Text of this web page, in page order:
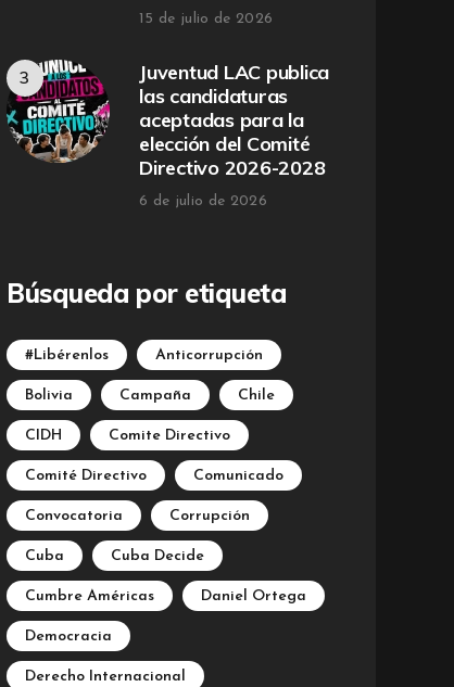
15 de julio de 2026
Juventud LAC publica
las candidaturas
aceptadas para la
elección del Comité
Directivo 2026-2028
6 de julio de 2026
Búsqueda por etiqueta
#Libérenlos Anticorrupción
Bolivia Campaña Chile
CIDH Comite Directivo
Comité Directivo Comunicado
Convocatoria Corrupción
Cuba Cuba Decide
Cumbre Américas Daniel Ortega
Democracia
Derecho Internacional